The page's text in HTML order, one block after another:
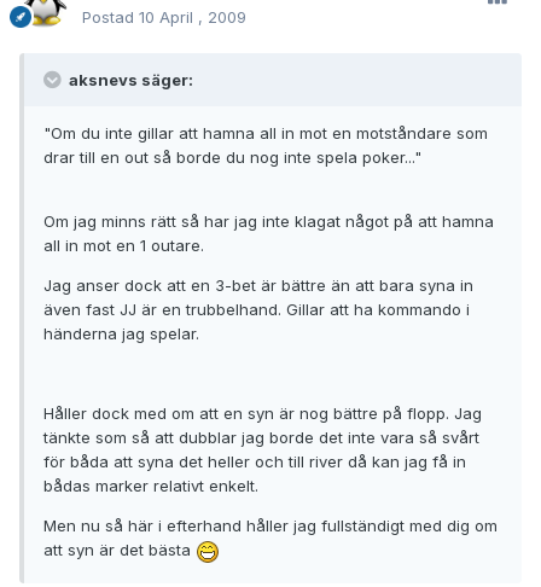
Postad 10 April , 2009
aksnevs säger:
"Om du inte gillar att hamna all in mot en motståndare som
drar till en out så borde du nog inte spela poker..."
Om jag minns rätt så har jag inte klagat något på att hamna
all in mot en 1 outare.
Jag anser dock att en 3-bet är bättre än att bara syna in
även fast JJ är en trubbelhand. Gillar att ha kommando i
händerna jag spelar.
Håller dock med om att en syn är nog bättre på flopp. Jag
tänkte som så att dubblar jag borde det inte vara så svårt
för båda att syna det heller och till river då kan jag få in
bådas marker relativt enkelt.
Men nu så här i efterhand håller jag fullständigt med dig om
att syn är det bästa